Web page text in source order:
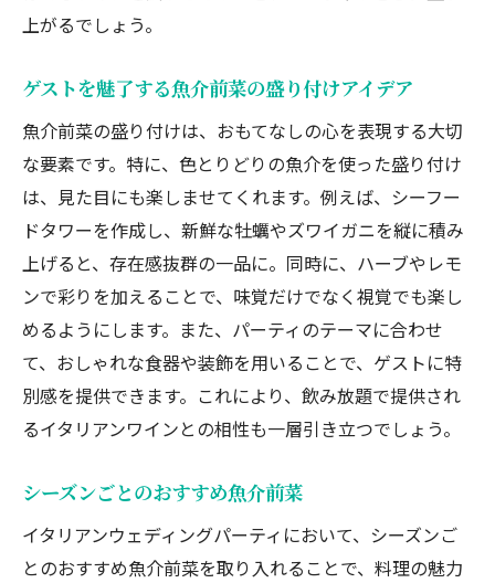
上がるでしょう。
ゲストを魅了する魚介前菜の盛り付けアイデア
魚介前菜の盛り付けは、おもてなしの心を表現する大切
な要素です。特に、色とりどりの魚介を使った盛り付け
は、見た目にも楽しませてくれます。例えば、シーフー
ドタワーを作成し、新鮮な牡蠣やズワイガニを縦に積み
上げると、存在感抜群の一品に。同時に、ハーブやレモ
ンで彩りを加えることで、味覚だけでなく視覚でも楽し
めるようにします。また、パーティのテーマに合わせ
て、おしゃれな食器や装飾を用いることで、ゲストに特
別感を提供できます。これにより、飲み放題で提供され
るイタリアンワインとの相性も一層引き立つでしょう。
シーズンごとのおすすめ魚介前菜
イタリアンウェディングパーティにおいて、シーズンご
とのおすすめ魚介前菜を取り入れることで、料理の魅力